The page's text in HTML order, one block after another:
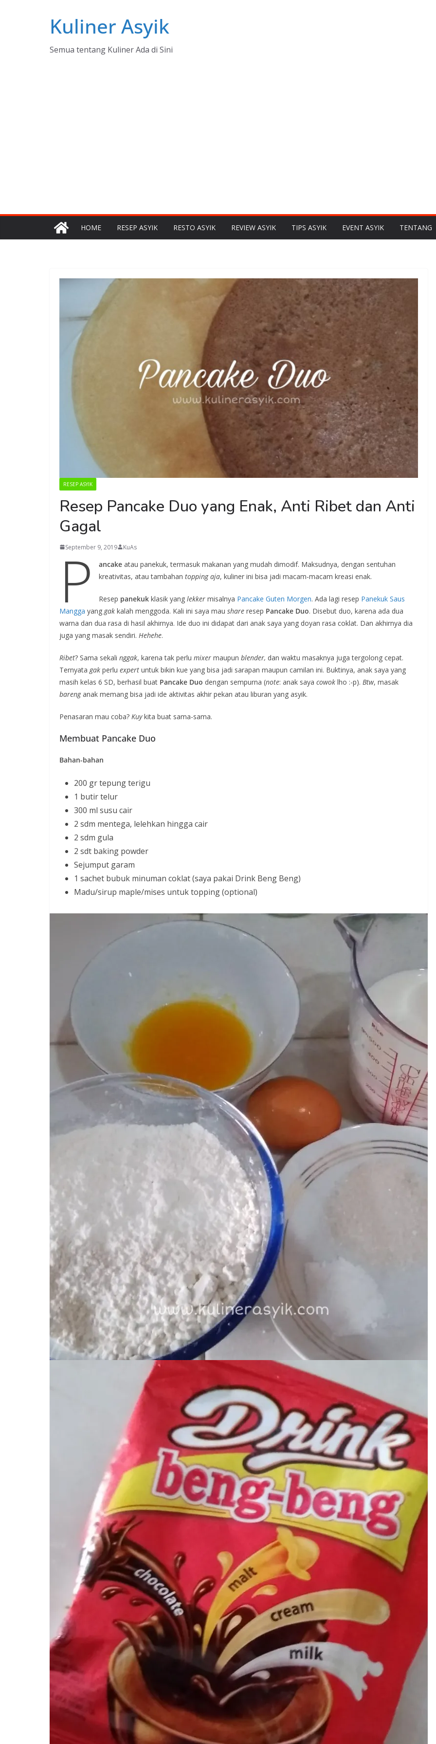
Kuliner Asyik
Semua tentang Kuliner Ada di Sini
HOME RESEP ASYIK RESTO ASYIK REVIEW ASYIK TIPS ASYIK EVENT ASYIK TENTANG
RESEP ASYIK
Resep Pancake Duo yang Enak, Anti Ribet dan Anti
Gagal
September 9, 2019 KuAs
P ancakeatau panekuk, termasuk makanan yang mudah dimodif. Maksudnya, dengan sentuhan
kreativitas, atau tambahan topping aja, kuliner ini bisa jadi macam-macam kreasi enak.
Resep panekukklasik yang lekkermisalnya Pancake Guten Morgen. Ada lagi resep Panekuk Saus
Mangga yanggak kalah menggoda. Kali ini saya mau share resep Pancake Duo. Disebut duo, karena ada dua
warna dan dua rasa di hasil akhirnya. Ide duo ini didapat dari anak saya yang doyan rasa coklat. Dan akhirnya dia
juga yang masak sendiri. Hehehe.
Ribet? Sama sekali nggak, karena tak perlu mixer maupun blender, dan waktu masaknya juga tergolong cepat.
Ternyatagak perlu expert untuk bikin kue yang bisa jadi sarapan maupun camilan ini. Buktinya, anak saya yang
masih kelas 6 SD, berhasil buat Pancake Duo dengan sempurna (note: anak saya cowok lho :-p). Btw, masak
barenganak memang bisa jadi ide aktivitas akhir pekan atau liburan yang asyik.
Penasaran mau coba? Kuykita buat sama-sama.
Membuat Pancake Duo
Bahan-bahan
200 gr tepung terigu
1 butir telur
300 ml susu cair
2 sdm mentega, lelehkan hingga cair
2 sdm gula
2 sdt baking powder
Sejumput garam
1 sachet bubuk minuman coklat (saya pakai Drink Beng Beng)
Madu/sirup maple/mises untuk topping (optional)